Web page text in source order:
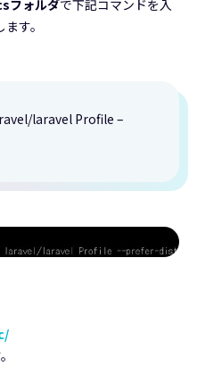
フォルダで下記コマンドを入
す。
laravel Profile –